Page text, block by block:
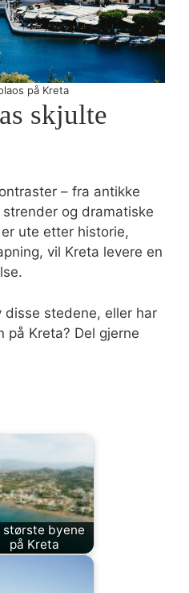
på Kreta
skjulte
– fra antikke
og dramatiske
ute etter historie,
vil Kreta levere en
stedene, eller har
Kreta? Del gjerne
største byene
på Kreta